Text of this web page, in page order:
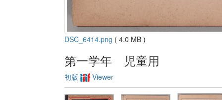
DSC_6414.png ( 4.0 MB )
第一学年 児童用
初版 Viewer